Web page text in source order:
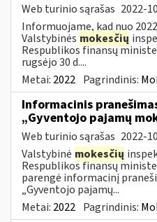
Web turinio sąrašas 2022-
Informuojame, kad nuo
Valstybinės mokesčių
Respublikos finansų
rugsėjo 30 d....
Metai: 2022 Pagrindinis:
Informacinis
„Gyventojo pajamų
Web turinio sąrašas 2022-
Valstybinė mokesčių
Respublikos finansų
parengė informacinį
„Gyventojo pajamų...
Metai: 2022 Pagrindinis: